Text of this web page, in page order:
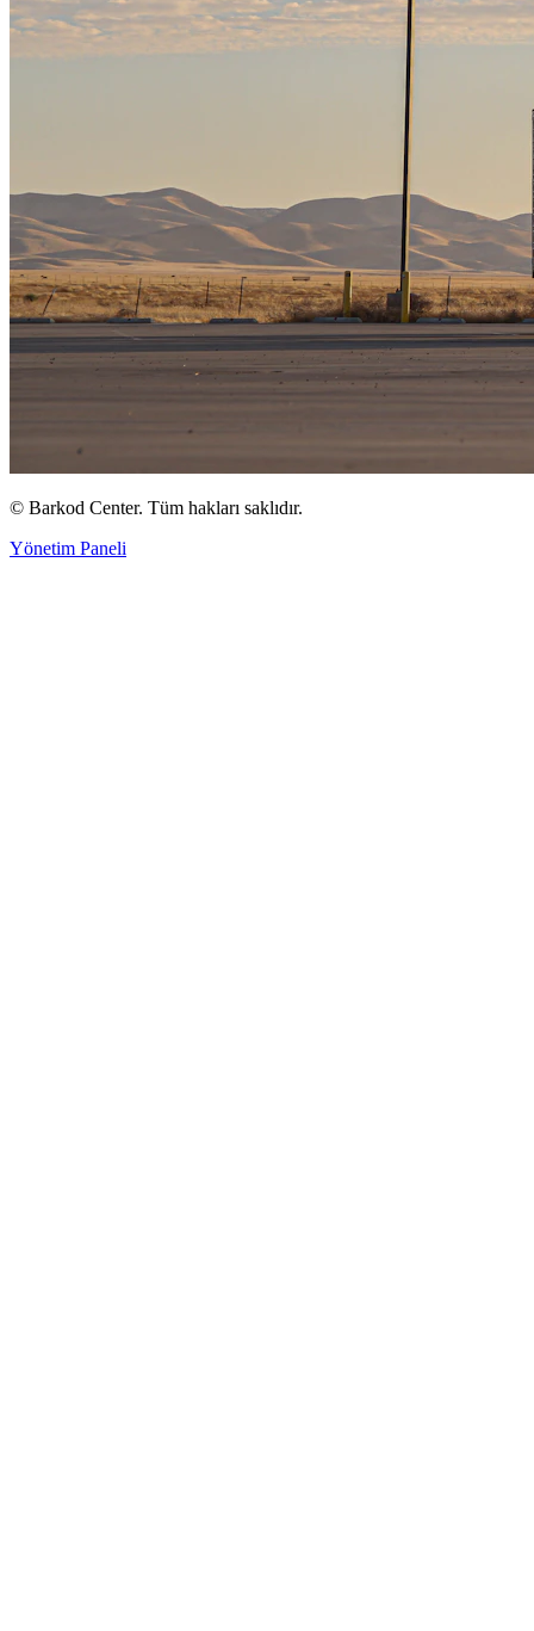
© Barkod Center. Tüm hakları saklıdır.
Yönetim Paneli